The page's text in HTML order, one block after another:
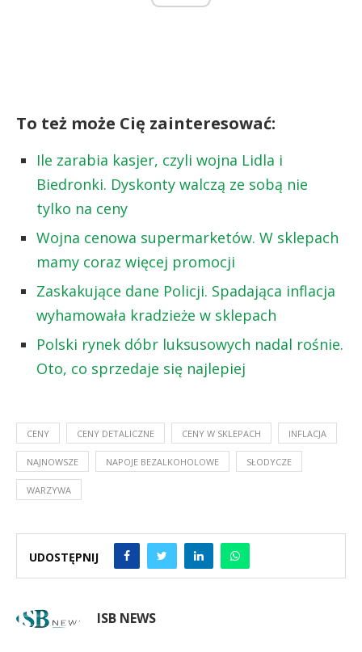
To też może Cię zainteresować:
Ile zarabia kasjer, czyli wojna Lidla i
Biedronki. Dyskonty walczą ze sobą nie
tylko na ceny
Wojna cenowa supermarketów. W sklepach
mamy coraz więcej promocji
Zaskakujące dane Policji. Spadająca inflacja
wyhamowała kradzieże w sklepach
Polski rynek dóbr luksusowych nadal rośnie.
Oto, co sprzedaje się najlepiej
CENY CENY DETALICZNE CENY W SKLEPACH INFLACJA
NAJNOWSZE NAPOJE BEZALKOHOLOWE SŁODYCZE
WARZYWA
UDOSTĘPNIJ
ISB NEWS